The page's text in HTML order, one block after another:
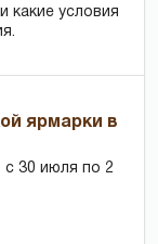
какие условия
ярмарки в
30 июля по 2